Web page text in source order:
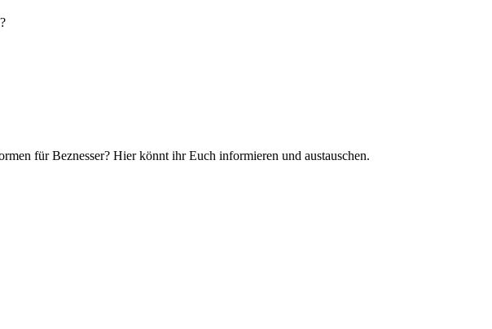
für Beznesser? Hier könnt ihr Euch informieren und austauschen.